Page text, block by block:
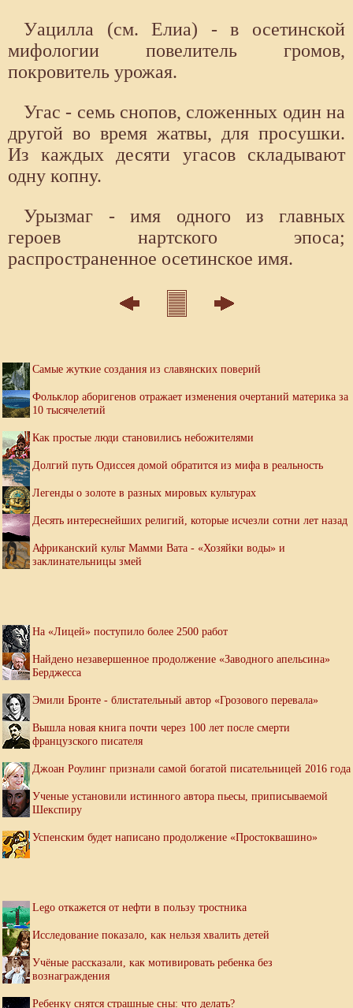
Уацилла (см. Елиа) - в осетинской
мифологии повелитель громов,
покровитель урожая.
Угас - семь снопов, сложенных один на
другой во время жатвы, для просушки.
Из каждых десяти угасов складывают
одну копну.
Урызмаг - имя одного из главных
героев нартского эпоса;
распространенное осетинское имя.
Самые жуткие создания из славянских поверий
Фольклор аборигенов отражает изменения очертаний материка за
10 тысячелетий
Как простые люди становились небожителями
Долгий путь Одиссея домой обратится из мифа в реальность
Легенды о золоте в разных мировых культурах
Десять интереснейших религий, которые исчезли сотни лет назад
Африканский культ Мамми Вата - «Хозяйки воды» и
заклинательницы змей
На «Лицей» поступило более 2500 работ
Найдено незавершенное продолжение «Заводного апельсина»
Берджесса
Эмили Бронте - блистательный автор «Грозового перевала»
Вышла новая книга почти через 100 лет после смерти
французского писателя
Джоан Роулинг признали самой богатой писательницей 2016 года
Ученые установили истинного автора пьесы, приписываемой
Шекспиру
Успенским будет написано продолжение «Простоквашино»
Lego откажется от нефти в пользу тростника
Исследование показало, как нельзя хвалить детей
Учёные рассказали, как мотивировать ребенка без
вознаграждения
Ребенку снятся страшные сны: что делать?